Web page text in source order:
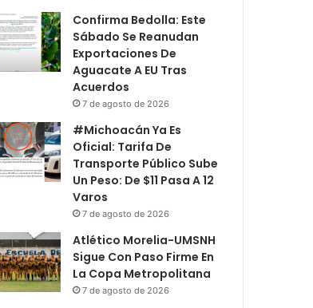
Confirma Bedolla: Este
Sábado Se Reanudan
Exportaciones De
Aguacate A EU Tras
Acuerdos
7 de agosto de 2026
#Michoacán Ya Es
Oficial: Tarifa De
Transporte Público Sube
Un Peso: De $11 Pasa A 12
Varos
7 de agosto de 2026
Atlético Morelia-UMSNH
Sigue Con Paso Firme En
La Copa Metropolitana
7 de agosto de 2026